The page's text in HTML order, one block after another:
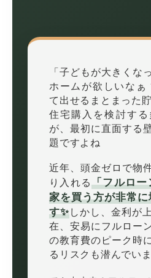
「子どもが大きくな
ホームが欲しいなぁ
て出せるまとまった
住宅購入を検討す
が、最初に直面する
題ですよね
近年、頭金ゼロで物
り入れる「フルロ
家を買う方が非常
す✨しかし、金利が
在、安易にフルロー
の教育費のピーク時
るリスクも潜んでい